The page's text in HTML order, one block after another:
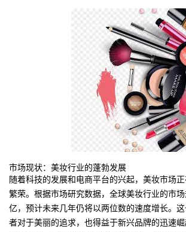
市场现状：美妆行业的蓬勃发展
随着科技的发展和电商平台的兴起，美妆市场
繁荣。根据市场研究数据，全球美妆行业的市
亿，预计未来几年仍将以两位数的速度增长。
者对于美丽的追求，也得益于新兴品牌的迅速